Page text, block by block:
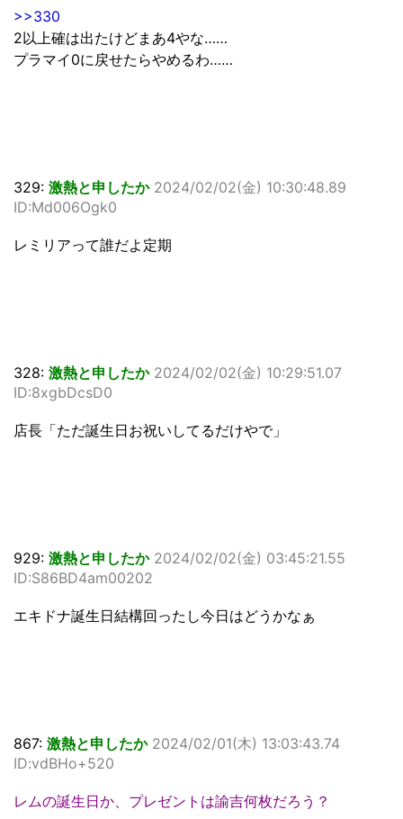
>>330
2以上確は出たけどまあ4やな……
プラマイ0に戻せたらやめるわ……
329: 激熱と申したか 2024/02/02(金) 10:30:48.89
ID:Md006Ogk0
レミリアって誰だよ定期
328: 激熱と申したか 2024/02/02(金) 10:29:51.07
ID:8xgbDcsD0
店長「ただ誕生日お祝いしてるだけやで」
929: 激熱と申したか 2024/02/02(金) 03:45:21.55
ID:S86BD4am00202
エキドナ誕生日結構回ったし今日はどうかなぁ
867: 激熱と申したか 2024/02/01(木) 13:03:43.74
ID:vdBHo+520
レムの誕生日か、プレゼントは諭吉何枚だろう？